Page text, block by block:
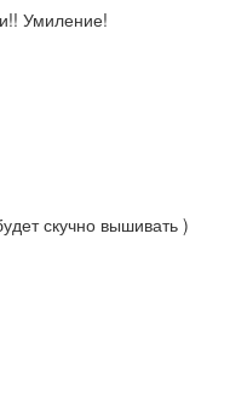
Умиление!
скучно вышивать )